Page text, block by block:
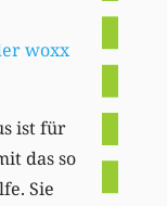
woxx
ist für
das so
Sie